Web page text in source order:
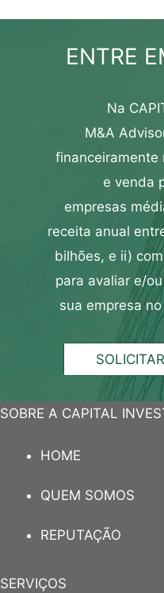
ENTRE
Na
M&A
financeiramente
e venda
empresas
receita anual
bilhões, e ii)
para avaliar e/
sua empresano
SOBRE A CAPITAL
HOME
QUEM SOMOS
REPUTAÇÃO
SERVIÇOS